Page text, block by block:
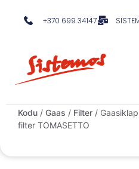
+370 699 34147
Kodu / Gaas / Filter /
filter TOMASETTO